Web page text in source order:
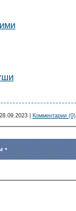
28.09.2023 Комментарии (0)
•